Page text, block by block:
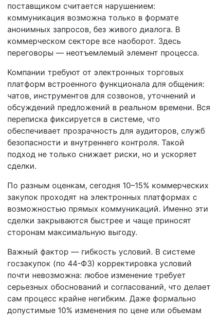
поставщиком считается нарушением:
коммуникация возможна только в формате
анонимных запросов, без живого диалога. В
коммерческом секторе все наоборот. Здесь
переговоры — неотъемлемый элемент процесса.
Компании требуют от электронных торговых
платформ встроенного функционала для общения:
чатов, инструментов для созвонов, уточнений и
обсуждений предложений в реальном времени. Вся
переписка фиксируется в системе, что
обеспечивает прозрачность для аудиторов, служб
безопасности и внутреннего контроля. Такой
подход не только снижает риски, но и ускоряет
сделки.
По разным оценкам, сегодня 10–15% коммерческих
закупок проходят на электронных платформах с
возможностью прямых коммуникаций. Именно эти
сделки закрываются быстрее и чаще приносят
сторонам максимальную выгоду.
Важный фактор — гибкость условий. В системе
госзакупок (по 44-ФЗ) корректировка условий
почти невозможна: любое изменение требует
серьезных обоснований и согласований, что делает
сам процесс крайне негибким. Даже формально
допустимые 10% изменения по цене или объемам